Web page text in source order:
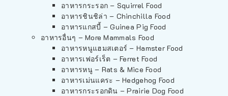
อาหารกระรอก – Squirrel Food
อาหารชินชิล่า – Chinchilla Food
อาหารแกสบี้ – Guinea Pig Food
อาหารอื่นๆ – More Mammals Food
อาหารหนูแฮมสเตอร์ – Hamster Food
อาหารเฟอร์เร็ต – Ferret Food
อาหารหนู – Rats & Mice Food
อาหารเม่นแคระ – Hedgehog Food
อาหารกระรอกดิน – Prairie Dog Food